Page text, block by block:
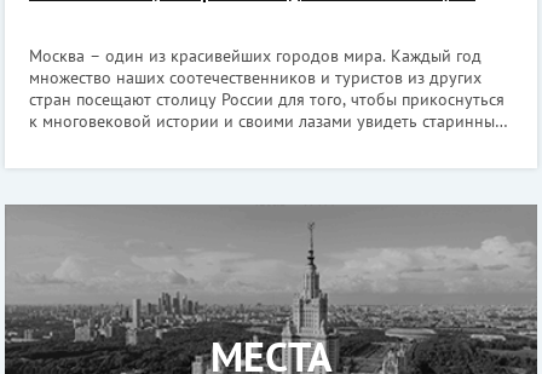
Москва – один из красивейших городов мира. Каждый год
множество наших соотечественников и туристов из других
стран посещают столицу России для того, чтобы прикоснуться
к многовековой истории и своими лазами увидеть старинные
площади, которая помнит
МЕСТА